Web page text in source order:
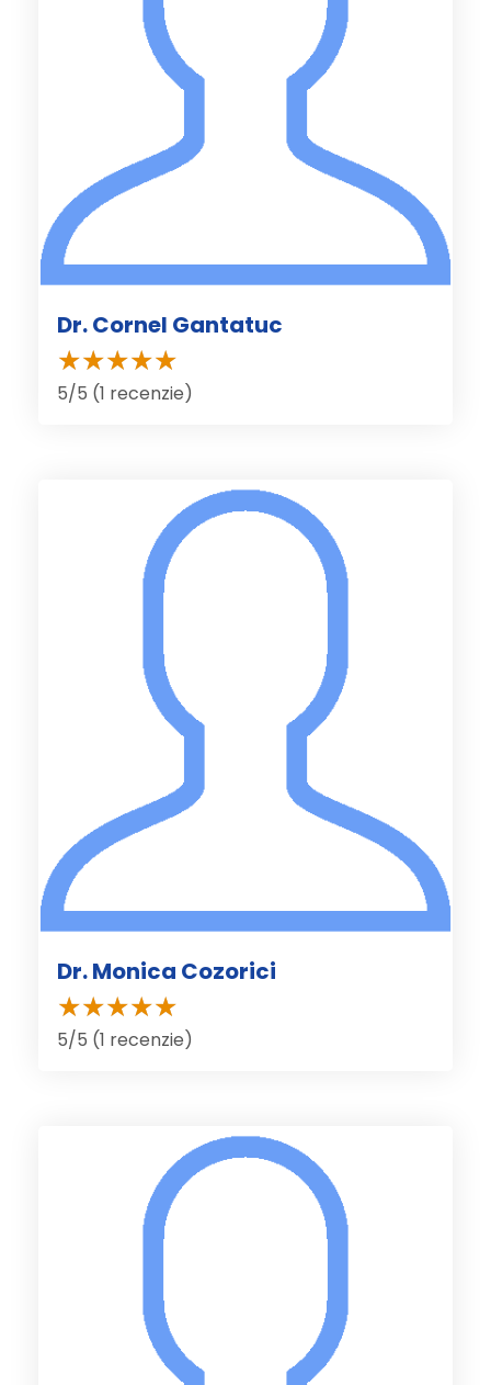
Dr. Cornel Gantatuc
5/5 (1 recenzie)
Dr. Monica Cozorici
5/5 (1 recenzie)